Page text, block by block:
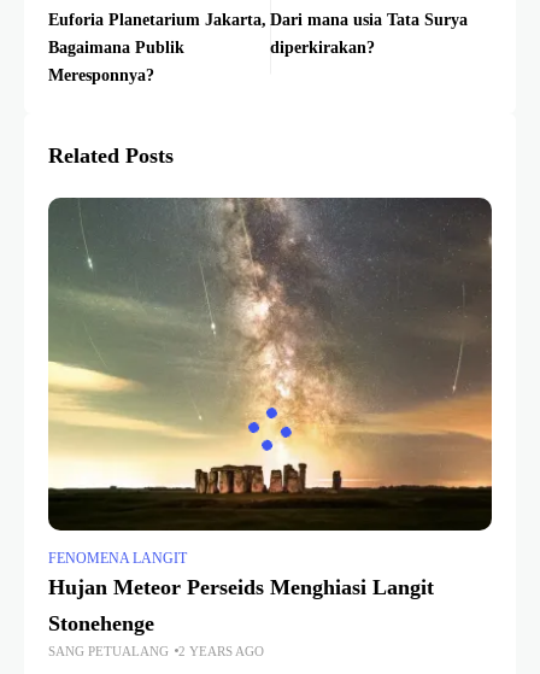
Euforia Planetarium Jakarta,
Bagaimana Publik
Meresponnya?
Dari mana usia Tata Surya
diperkirakan?
Related Posts
FENOMENA LANGIT
Hujan Meteor Perseids Menghiasi Langit
Stonehenge
SANG PETUALANG 2 YEARS AGO